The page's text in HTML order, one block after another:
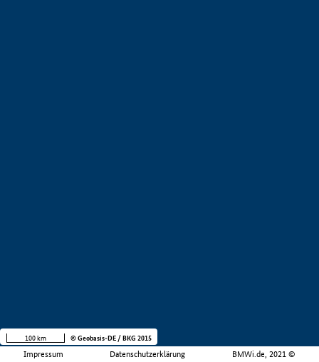
Impressum Datenschutzerklärung BMWi.de, 2021 ©
100 km © Geobasis-DE / BKG 2015